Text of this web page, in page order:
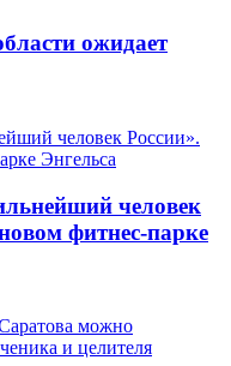
ожидает
человек
фитнес-парке